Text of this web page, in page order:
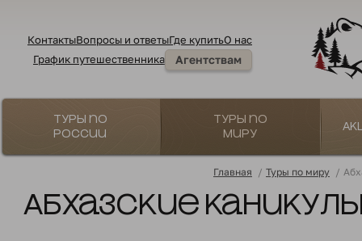
КонтактыВопросы и ответыГде купитьО нас
График путешественника
Агентствам
Туры по
России
Туры по
миру
Главная / Туры по миру /
Абхазские